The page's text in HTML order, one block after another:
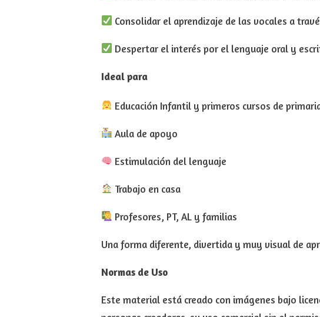
Consolidar el aprendizaje de las vocales a
Despertar el interés por el lenguaje oral y
Ideal para
Educación Infantil y primeros cursos de
Aula de apoyo
Estimulación del lenguaje
Trabajo en casa
Profesores, PT, AL y familias
Una forma diferente, divertida y muy visual de
Normas de Uso
Este material está creado con imágenes bajo